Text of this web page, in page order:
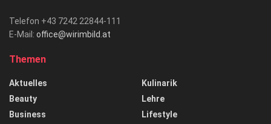
Telefon +43 7242 22844-111
E-Mail: office@wirimbild.at
Themen
Aktuelles
Beauty
Business
Kulinarik
Lehre
Lifestyle